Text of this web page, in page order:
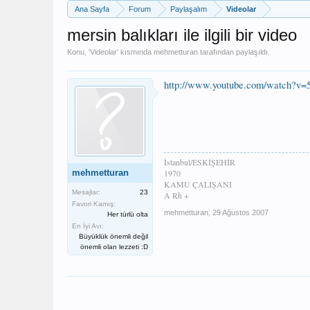
Ana Sayfa Forum Paylaşalım Videolar
mersin balıkları ile ilgili bir video
Konu, 'Videolar' kısmında mehmetturan tarafından paylaşıldı.
mehmetturan
Mesajlar:
23
Favori Kamış:
Her türlü olta
En İyi Avı:
Büyüklük önemli değil
önemli olan lezzeti :D
http://www.youtube.com/
İstanbul/ESKİŞEHİR
1970
KAMU ÇALIŞANI
A Rh +
mehmetturan 29 Ağustos 2007